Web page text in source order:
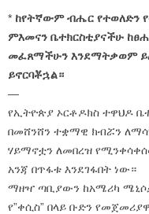
* ከየትኛውም ብሔር የተወለድን
ምእመናን ቤተክርስቲያናችሁ
መፈጸማችሁን እንደማትቃወም
ይኖርባቾኋል።
—
የኢትዮጵያ ኦርቶዶክስ ተዋህዶ
በመሸንሸን ተቋማዊ ክብሯን
ሃይማኖቷን ለመበረዝ
አንጃ በጥፋቱ እንደገፋበት ነው።
ማዘዣ ጣቢያውን ከአሜሪካ
የ”ቀሲስ” በላይ ቡድን